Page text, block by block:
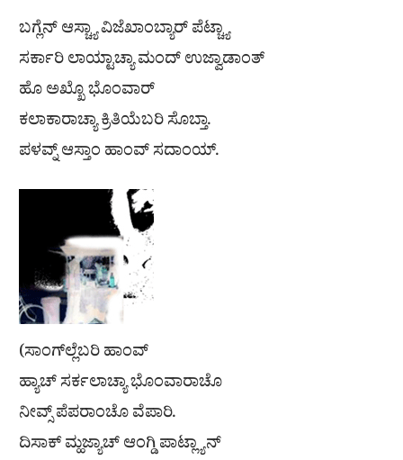
ಬಗ್ಲೆನ್ ಆಸ್ಚ್ಯಾ ವಿಜೆಖಾಂಬ್ಯಾರ್ ಪೆಟ್ಚ್ಯಾ
ಸರ್ಕಾರಿ ಲಾಯ್ಟಾಚ್ಯಾ ಮಂದ್ ಉಜ್ವಾಡಾಂತ್
ಹೊ ಅಖ್ಖೊ ಭೊಂವಾರ್
ಕಲಾಕಾರಾಚ್ಯಾ ಕ್ರಿತಿಯೆಬರಿ ಸೊಬ್ತಾ.
ಪಳವ್ನ್ ಆಸ್ತಾಂ ಹಾಂವ್ ಸದಾಂಯ್.
(ಸಾಂಗ್‌ಲ್ಲೆಬರಿ ಹಾಂವ್
ಹ್ಯಾಚ್ ಸರ್ಕಲಾಚ್ಯಾ ಭೊಂವಾರಾಚೊ
ನೀವ್ಸ್ ಪೆಪರಾಂಚೊ ವೆಪಾರಿ.
ದಿಸಾಕ್ ಮ್ಹಜ್ಯಾಚ್ ಆಂಗ್ಡಿ ಪಾಟ್ಲ್ಯಾನ್